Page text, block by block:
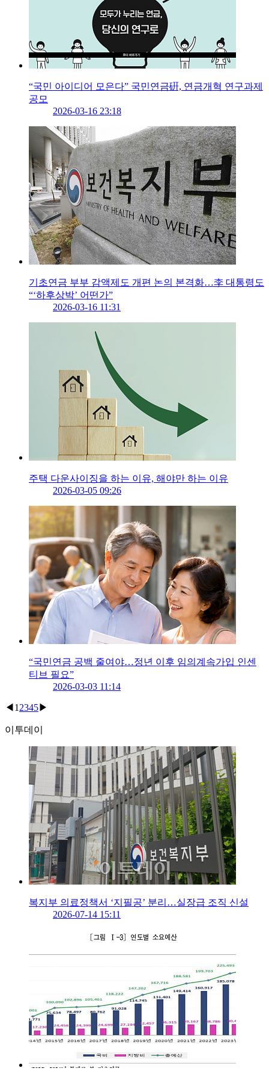
“국민 아이디어 모은다” 국민연금硏, 연금개혁 연구과제
공모
2026-03-16 23:18
기초연금 부부 감액제도 개편 논의 본격화…李 대통령도
“‘하후상박’ 어떤가”
2026-03-16 11:31
주택 다운사이징을 하는 이유, 해야만 하는 이유
2026-03-05 09:26
“국민연금 공백 줄여야…정년 이후 임의계속가입 인센
티브 필요”
2026-03-03 11:14
◀ 1 2345▶
이투데이
복지부 의료정책서 ‘지필공’ 분리…실장급 조직 신설
2026-07-14 15:11